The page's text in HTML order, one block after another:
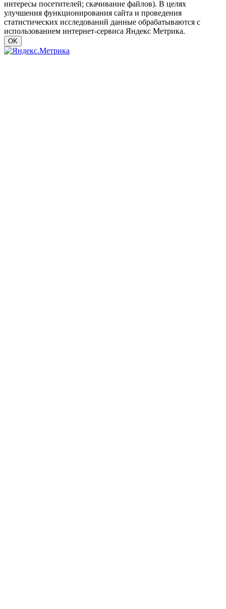
интересы посетителей; скачивание файлов). В целях
улучшения функционирования сайта и проведения
статистических исследований данные обрабатываются с
использованием интернет-сервиса Яндекс Метрика.
OK